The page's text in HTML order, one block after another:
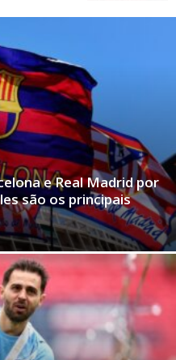
e Real Madrid por
são os principais